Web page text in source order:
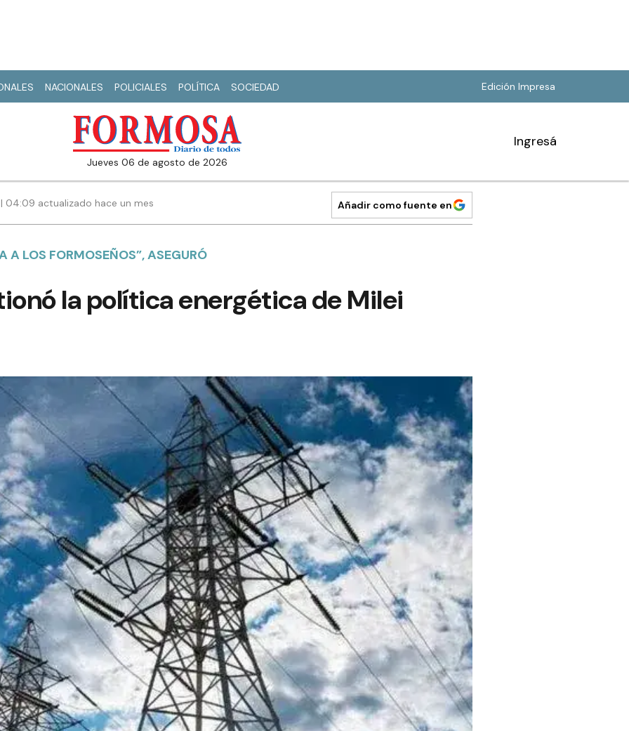
NACIONALES POLICIALES POLÍTICA SOCIEDAD Edición Impresa
jueves 06 de agosto de 2026
Ingresá
04:09 actualizado hace un mes Añadir como fuente en
A LOS FORMOSEÑOS”, ASEGURÓ
la política energética de Milei